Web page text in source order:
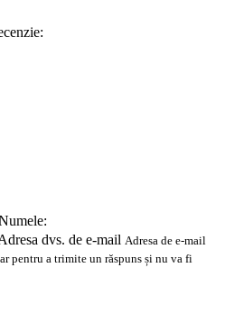
dvs. de e-mail Adresa de e-mail
pentru a trimite un răspuns și nu va fi